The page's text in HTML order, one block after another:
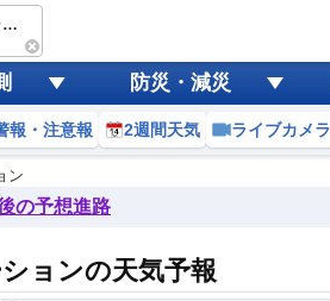
オートキャンプ那珂川ステーション
防災・減災
報・注意報 2週間天気 ライブカメラ
ン
の予想進路
ョンの天気予報